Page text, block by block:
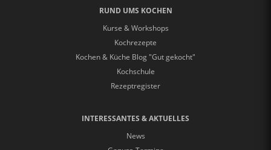
RUND UMS KOCHEN
Kurse & Workshops
Kochrezepte
Kochen & Küche Blog "Gut gekocht"
Kochschule
Rezeptregister
INTERESSANTES & AKTUELLES
News